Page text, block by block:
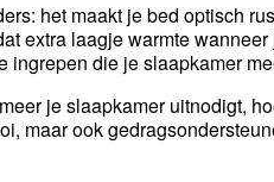
het maakt je bed optisch
extra laagje warmte
die je slaapkamer
je slaapkamer uitnodigt,
maar ook